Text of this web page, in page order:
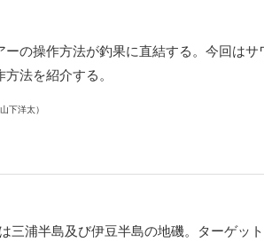
の操作方法が釣果に直結する。今回はサ
法を紹介する。
下洋太）
三浦半島及び伊豆半島の地磯。ターゲッ